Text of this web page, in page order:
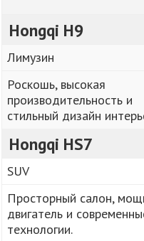
Hongqi H9
Лимузин
Роскошь, высокая
производительность и
стильный дизайн
Hongqi HS7
SUV
Просторный салон,
двигатель и
технологии.